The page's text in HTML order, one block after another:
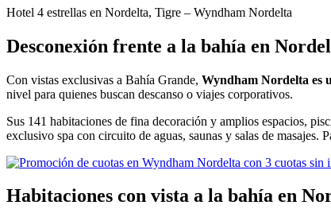
Hotel 4 estrellas en Nordelta, Tigre – Wyndham Nordelta
Desconexión frente a la bahía en
Con vistas exclusivas a Bahía Grande, Wyndham Nordelta es
nivel para quienes buscan descanso o viajes corporativos.
Sus 141 habitaciones de fina decoración y amplios espacios,
exclusivo spa con circuito de aguas, saunas y salas de
Habitaciones con vista a la bahía en